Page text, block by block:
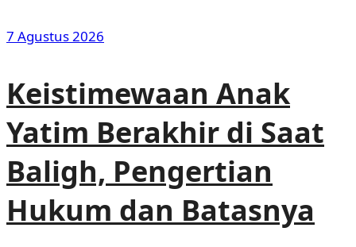
7 Agustus 2026
Keistimewaan Anak
Yatim Berakhir di Saat
Baligh, Pengertian
Hukum dan Batasnya